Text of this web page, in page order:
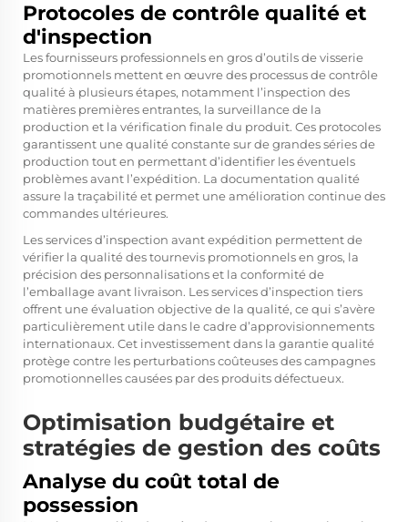
Protocoles de contrôle qualité et
d'inspection
Les fournisseurs professionnels en gros d’outils de visserie
promotionnels mettent en œuvre des processus de contrôle
qualité à plusieurs étapes, notamment l’inspection des
matières premières entrantes, la surveillance de la
production et la vérification finale du produit. Ces protocoles
garantissent une qualité constante sur de grandes séries de
production tout en permettant d’identifier les éventuels
problèmes avant l’expédition. La documentation qualité
assure la traçabilité et permet une amélioration continue des
commandes ultérieures.
Les services d’inspection avant expédition permettent de
vérifier la qualité des tournevis promotionnels en gros, la
précision des personnalisations et la conformité de
l’emballage avant livraison. Les services d’inspection tiers
offrent une évaluation objective de la qualité, ce qui s’avère
particulièrement utile dans le cadre d’approvisionnements
internationaux. Cet investissement dans la garantie qualité
protège contre les perturbations coûteuses des campagnes
promotionnelles causées par des produits défectueux.
Optimisation budgétaire et
stratégies de gestion des coûts
Analyse du coût total de
possession